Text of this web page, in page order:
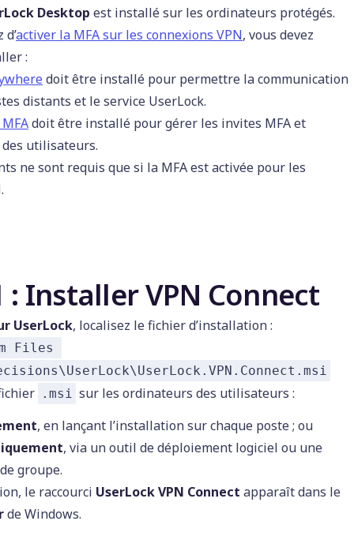
Desktop est installé sur les ordinateurs protégés.
activer la MFA sur les connexions VPN, vous devez
:
doit être installé pour permettre la communication
distants et le service UserLock.
doit être installé pour gérer les invites MFA et
des utilisateurs.
ne sont requis que si la MFA est activée pour les
: Installer VPN Connect
UserLock, localisez le fichier d’installation :
Files
.msi sur les ordinateurs des utilisateurs :
, en lançant l’installation sur chaque poste ; ou
, via un outil de déploiement logiciel ou une
groupe.
le raccourci UserLock VPN Connect apparaît dans le
de Windows.